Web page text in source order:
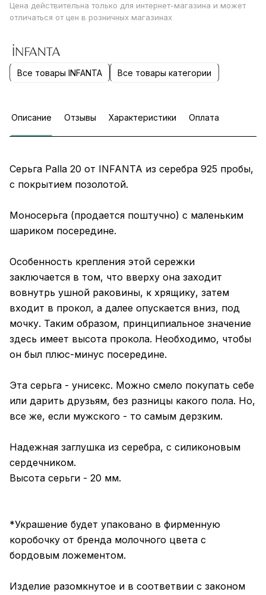
Цена действительна только для интернет-магазина и может
отличаться от цен в розничных магазинах
Все товары INFANTA Все товары категории
Описание Отзывы Характеристики Оплата
Серьга Palla 20 от INFANTA из серебра 925 пробы,
с покрытием позолотой.
Моносерьга (продается поштучно) с маленьким
шариком посередине.
Особенность крепления этой сережки
заключается в том, что вверху она заходит
вовнутрь ушной раковины, к хрящику, затем
входит в прокол, а далее опускается вниз, под
мочку. Таким образом, принципиальное значение
здесь имеет высота прокола. Необходимо, чтобы
он был плюс-минус посередине.
Эта серьга - унисекс. Можно смело покупать себе
или дарить друзьям, без разницы какого пола. Но,
все же, если мужского - то самым дерзким.
Надежная заглушка из серебра, с силиконовым
сердечником.
Высота серьги - 20 мм.
*Украшение будет упаковано в фирменную
коробочку от бренда молочного цвета с
бордовым ложементом.
Изделие разомкнутое и в соответвии с законом